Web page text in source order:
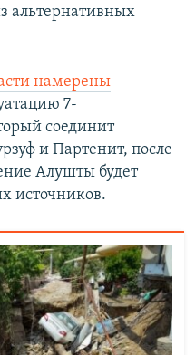
альтернативных
намерены
7-
соединит
и Партенит, после
Алушты будет
источников.